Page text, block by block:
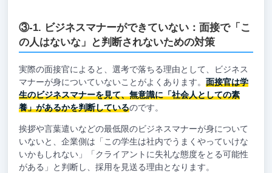
③-1. ビジネスマナーができていない：面接で「こ
の人はないな」と判断されないための対策
実際の面接官によると、選考で落ちる理由として、ビジネス
マナーが身についていないことがよくあります。 面接官は学
生のビジネスマナーを見て、無意識に「社会人としての素
養」があるかを判断しているのです。
挨拶や言葉遣いなどの最低限のビジネスマナーが身について
いないと、企業側は「この学生は社内でうまくやっていけな
いかもしれない」「クライアントに失礼な態度をとる可能性
がある」と判断し、採用を見送る理由となります。